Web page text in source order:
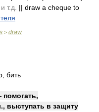
т.д.
|| draw a cheque to
> draw
бить
выступать в защиту